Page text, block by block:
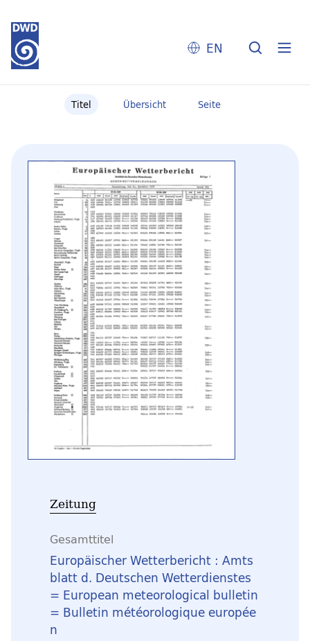
EN
Titel Übersicht Seite
Zeitung
Gesamttitel
Europäischer Wetterbericht : Amts
blatt d. Deutschen Wetterdienstes
= European meteorological bulletin
= Bulletin météorologique europée
n